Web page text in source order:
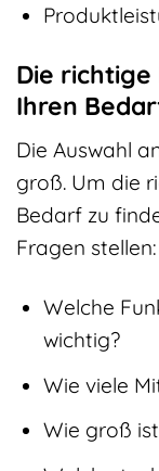
Die
Ihren
Die Auswahl
groß. Um die
Bedarf zu
Fragen stellen:
Welche
wichtig?
Wie viele
Wie groß